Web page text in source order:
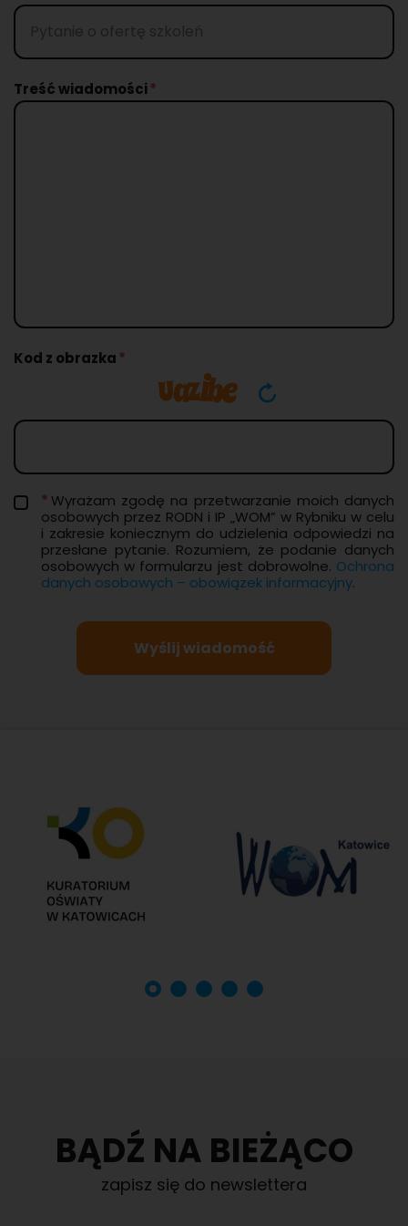
Treść wiadomości
Kod z obrazka
Wy­ra­żam zgodę na prze­twa­rza­nie moich da­nych
oso­bo­wych przez RODN i IP „WOM” w Ryb­ni­ku w celu
i za­kre­sie ko­niecz­nym do udzie­le­nia od­po­wie­dzi na
prze­sła­ne py­ta­nie. Ro­zu­miem, że po­da­nie da­nych
oso­bo­wych w for­mu­la­rzu jest do­bro­wol­ne. Ochro­na
da­nych oso­bo­wych – obo­wią­zek in­for­ma­cyj­ny.
Wyślij wiadomość
BĄDŹ NA BIEŻĄCO
zapisz się do newslettera